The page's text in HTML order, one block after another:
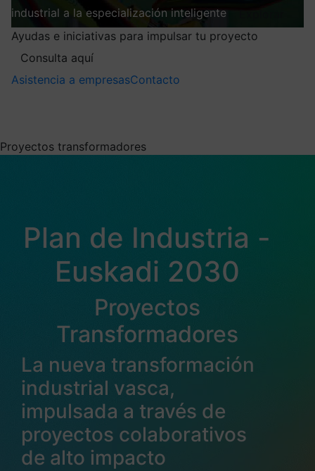
industrial a la especialización inteligente
Ayudas e iniciativas para impulsar tu proyecto
Consulta aquí
Asistencia a empresasContacto
Proyectos transformadores
Plan de Industria -
Euskadi 2030
Proyectos
Transformadores
La nueva transformación
industrial vasca,
impulsada a través de
proyectos colaborativos
de alto impacto